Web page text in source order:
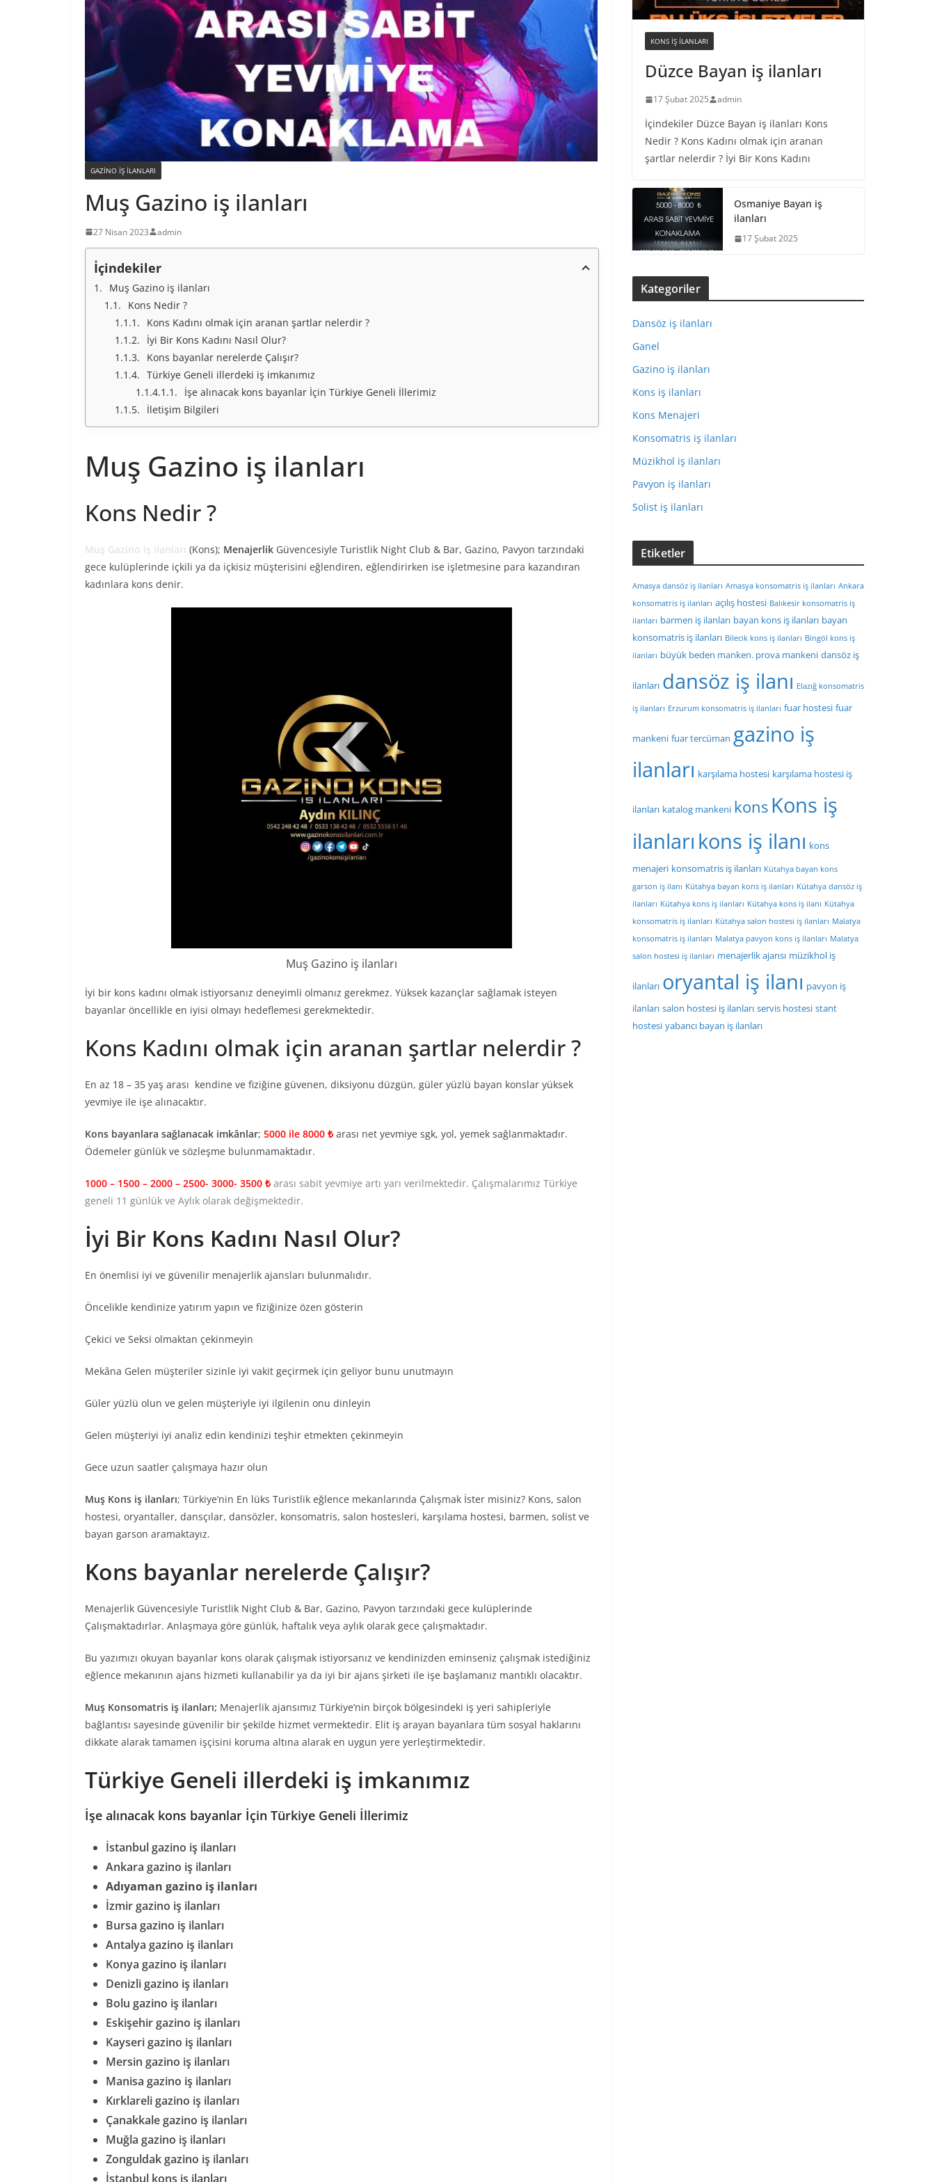
GAZINO IŞ ILANLARI
Muş Gazino iş ilanları
27 Nisan 2023 admin
İçindekiler
Muş Gazino iş ilanları
Kons Nedir ?
Kons Kadını olmak için aranan şartlar nelerdir ?
İyi Bir Kons Kadını Nasıl Olur?
Kons bayanlar nerelerde Çalışır?
Türkiye Geneli illerdeki iş imkanımız
İşe alınacak kons bayanlar İçin Türkiye Geneli İllerimiz
İletişim Bilgileri
Muş Gazino iş ilanları
Kons Nedir ?
Muş Gazino iş ilanları (Kons); Menajerlik Güvencesiyle Turistlik Night Club & Bar, Gazino, Pavyon tarzındaki
gece kulüplerinde içkili ya da içkisiz müşterisini eğlendiren, eğlendirirken ise işletmesine para kazandıran
kadınlara kons denir.
Muş Gazino iş ilanları
İyi bir kons kadını olmak istiyorsanız deneyimli olmanız gerekmez. Yüksek kazançlar sağlamak isteyen
bayanlar öncellikle en iyisi olmayı hedeflemesi gerekmektedir.
Kons Kadını olmak için aranan şartlar nelerdir ?
En az 18 – 35 yaş arası kendine ve fiziğine güvenen, diksiyonu düzgün, güler yüzlü bayan konslar yüksek
yevmiye ile işe alınacaktır.
Kons bayanlara sağlanacak imkânlar; 5000 ile 8000 ₺ arası net yevmiye sgk, yol, yemek sağlanmaktadır.
Ödemeler günlük ve sözleşme bulunmamaktadır.
1000 – 1500 – 2000 – 2500- 3000- 3500 ₺ arası sabit yevmiye artı yarı verilmektedir. Çalışmalarımız Türkiye
geneli 11 günlük ve Aylık olarak değişmektedir.
İyi Bir Kons Kadını Nasıl Olur?
En önemlisi iyi ve güvenilir menajerlik ajansları bulunmalıdır.
Öncelikle kendinize yatırım yapın ve fiziğinize özen gösterin
Çekici ve Seksi olmaktan çekinmeyin
Mekâna Gelen müşteriler sizinle iyi vakit geçirmek için geliyor bunu unutmayın
Güler yüzlü olun ve gelen müşteriyle iyi ilgilenin onu dinleyin
Gelen müşteriyi iyi analiz edin kendinizi teşhir etmekten çekinmeyin
Gece uzun saatler çalışmaya hazır olun
Muş Kons iş ilanları; Türkiye’nin En lüks Turistlik eğlence mekanlarında Çalışmak İster misiniz? Kons, salon
hostesi, oryantaller, dansçılar, dansözler, konsomatris, salon hostesleri, karşılama hostesi, barmen, solist ve
bayan garson aramaktayız.
Kons bayanlar nerelerde Çalışır?
Menajerlik Güvencesiyle Turistlik Night Club & Bar, Gazino, Pavyon tarzındaki gece kulüplerinde
Çalışmaktadırlar. Anlaşmaya göre günlük, haftalık veya aylık olarak gece çalışmaktadır.
Bu yazımızı okuyan bayanlar kons olarak çalışmak istiyorsanız ve kendinizden eminseniz çalışmak istediğiniz
eğlence mekanının ajans hizmeti kullanabilir ya da iyi bir ajans şirketi ile işe başlamanız mantıklı olacaktır.
Muş Konsomatris iş ilanları; Menajerlik ajansımız Türkiye’nin birçok bölgesindeki iş yeri sahipleriyle
bağlantısı sayesinde güvenilir bir şekilde hizmet vermektedir. Elit iş arayan bayanlara tüm sosyal haklarını
dikkate alarak tamamen işçisini koruma altına alarak en uygun yere yerleştirmektedir.
Türkiye Geneli illerdeki iş imkanımız
İşe alınacak kons bayanlar İçin Türkiye Geneli İllerimiz
İstanbul gazino iş ilanları
Ankara gazino iş ilanları
Adıyaman gazino iş ilanları
İzmir gazino iş ilanları
Bursa gazino iş ilanları
Antalya gazino iş ilanları
Konya gazino iş ilanları
Denizli gazino iş ilanları
Bolu gazino iş ilanları
Eskişehir gazino iş ilanları
Kayseri gazino iş ilanları
Mersin gazino iş ilanları
Manisa gazino iş ilanları
Kırklareli gazino iş ilanları
Çanakkale gazino iş ilanları
Muğla gazino iş ilanları
Zonguldak gazino iş ilanları
İstanbul kons iş ilanları
KONS IŞ ILANLARI
Düzce Bayan iş ilanları
17 Şubat 2025 admin
İçindekiler Düzce Bayan iş ilanları Kons
Nedir ? Kons Kadını olmak için aranan
şartlar nelerdir ? İyi Bir Kons Kadını
Osmaniye Bayan iş
ilanları
17 Şubat 2025
Kategoriler
Dansöz iş ilanları
Ganel
Gazino iş ilanları
Kons iş ilanları
Kons Menajeri
Konsomatris iş ilanları
Müzikhol iş ilanları
Pavyon iş ilanları
Solist iş ilanları
Etiketler
Amasya dansöz iş ilanları Amasya konsomatris iş ilanları Ankara
konsomatris iş ilanları açılış hostesi Balıkesir konsomatris iş
ilanları barmen iş ilanları bayan kons iş ilanları bayan
konsomatris iş ilanları Bilecik kons iş ilanları Bingöl kons iş
ilanları büyük beden manken. prova mankeni dansöz iş
ilanları dansöz iş ilanı Elazığ konsomatris
iş ilanları Erzurum konsomatris iş ilanları fuar hostesi fuar
mankeni fuar tercüman gazino iş
ilanları karşılama hostesi karşılama hostesi iş
ilanları katalog mankeni kons Kons iş
ilanları kons iş ilanı kons
menajeri konsomatris iş ilanları Kütahya bayan kons
garson iş ilanı Kütahya bayan kons iş ilanları Kütahya dansöz iş
ilanları Kütahya kons iş ilanları Kütahya kons iş ilanı Kütahya
konsomatris iş ilanları Kütahya salon hostesi iş ilanları Malatya
konsomatris iş ilanları Malatya pavyon kons iş ilanları Malatya
salon hostesi iş ilanları menajerlik ajansı müzikhol iş
ilanları oryantal iş ilanı pavyon iş
ilanları salon hostesi iş ilanları servis hostesi stant
hostesi yabancı bayan iş ilanları